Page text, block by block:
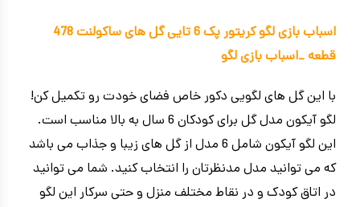
اسباب بازی لگو کریتور پک 6 تایی گل های ساکولنت 478
قطعه _اسباب بازی لگو
با این گل های لگویی دکور خاص فضای خودت رو تکمیل کن!
لگو آیکون مدل گل برای کودکان 6 سال به بالا مناسب است.
این لگو آیکون شامل 6 مدل از گل های زیبا و جذاب می باشد
که می توانید مدل مدنظرتان را انتخاب کنید. شما می توانید
در اتاق کودک و در نقاط مختلف منزل و حتی سرکار این لگو